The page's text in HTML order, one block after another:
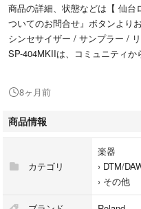
商品の詳細、状態などは【 仙台
ついてのお問合せ』ボタンより
シンセサイザー / サンプラー /
SP-404MKIIは、コミュニティ
通じて誕生した、究極のサンプ
いシーケンスとサンプリング・
り、これまでになく高速で優れ
傷や汚れ：使用感があり、傷が
入出力端子：問題なし
※本体・アダプターのみの付属と
●当サイトでは転売や営利目的
8ヶ月前
商品情報
カテゴリ
楽器
› DTM/
› その他